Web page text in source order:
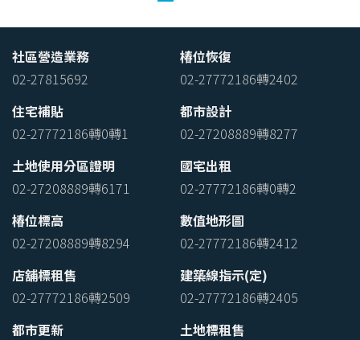
社區營造業務
02-27815692
椿位恢復
02-27772186轉2402
住宅補貼
02-27772186轉0轉1
都市設計
02-27208889轉8277
土地使用分區證明
02-27208889轉6171
國宅出租
02-27772186轉0轉2
椿位標高
02-27208889轉8294
數值地形圖
02-27772186轉2412
店舖標租售
02-27772186轉2509
建築線指示(定)
02-27772186轉2405
都市更新
土地標租售